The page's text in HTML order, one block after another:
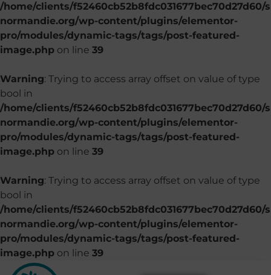
/home/clients/f52460cb52b8fdc031677bec70d27d60/
normandie.org/wp-content/plugins/elementor-
pro/modules/dynamic-tags/tags/post-featured-
image.php on line 39
Warning: Trying to access array offset on value of type
bool in
/home/clients/f52460cb52b8fdc031677bec70d27d60/
normandie.org/wp-content/plugins/elementor-
pro/modules/dynamic-tags/tags/post-featured-
image.php on line 39
Warning: Trying to access array offset on value of type
bool in
/home/clients/f52460cb52b8fdc031677bec70d27d60/
normandie.org/wp-content/plugins/elementor-
pro/modules/dynamic-tags/tags/post-featured-
image.php on line 39